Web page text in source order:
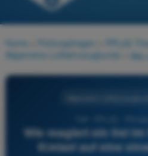
Home Prüfungsfragen PPL(A)
Allgemeine Luftfahrzeugkunde
Wie reagiert ein frei
Kreisel auf eine